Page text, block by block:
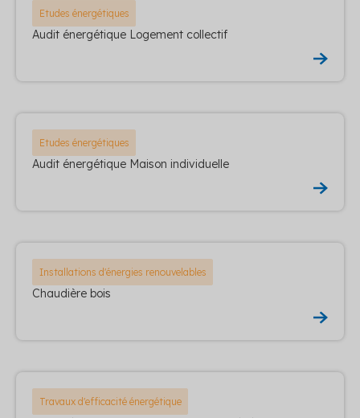
Etudes énergétiques
Audit énergétique Logement collectif
Etudes énergétiques
Audit énergétique Maison individuelle
Installations d'énergies renouvelables
Chaudière bois
Travaux d'efficacité énergétique